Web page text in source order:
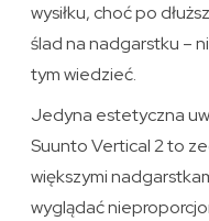
wysiłku, choć po
ślad na nadgarstku –
tym wiedzieć.
Jedyna estetyczna
Suunto Vertical 2 to
większymi
wyglądać